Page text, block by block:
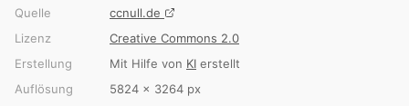
Quelle
ccnull.de
Lizenz
Creative Commons 2.0
Erstellung
Mit Hilfe von KI erstellt
Auflösung
5824 × 3264 px